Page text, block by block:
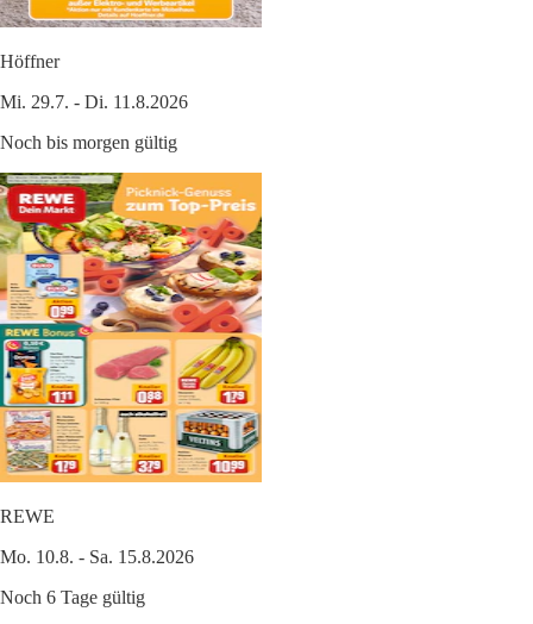
Höffner
Mi. 29.7. - Di. 11.8.2026
Noch bis morgen gültig
REWE
Mo. 10.8. - Sa. 15.8.2026
Noch 6 Tage gültig